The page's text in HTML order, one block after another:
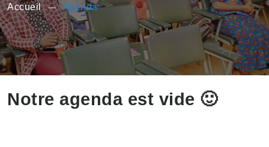
Accueil Agenda
Notre agenda est vide 🙂